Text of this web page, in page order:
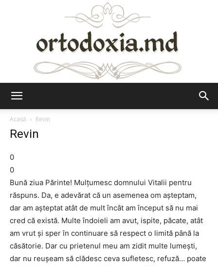
Acasă
Revin
Revin
0
0
Bună ziua Părinte! Mulțumesc domnului Vitalii pentru
răspuns. Da, e adevărat că un asemenea om așteptam,
dar am așteptat atât de mult încât am început să nu mai
cred că există. Multe îndoieli am avut, ispite, păcate, atât
am vrut și sper în continuare să respect o limită până la
căsătorie. Dar cu prietenul meu am zidit multe lumești,
dar nu reușeam să clădesc ceva sufletesc, refuză… poate